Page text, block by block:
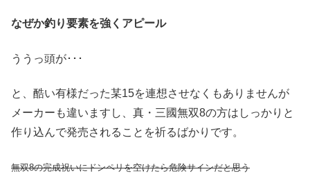
なぜか釣り要素を強くアピール
ううっ頭が･･･
と、酷い有様だった某15を連想させなくもありませんが
メーカーも違いますし、真・三國無双8の方はしっかりと
作り込んで発売されることを祈るばかりです。
無双8の完成祝いにドンペリを空けたら危険サインだと思う